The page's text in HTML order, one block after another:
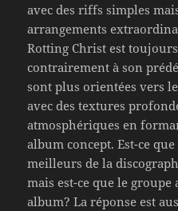
avec des riffs simples
arrangements
Rotting Christ est
contrairement à son
sont plus orientées vers
avec des textures
atmosphériques en
album concept. Est-ce
meilleurs de la
mais est-ce que le
album? La réponse est